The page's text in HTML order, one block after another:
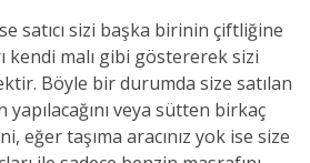
satıcı sizi başka birinin çiftliğine
kendi malı gibi göstererek sizi
Böyle bir durumda size satılan
yapılacağını veya sütten birkaç
eğer taşıma aracınız yok ise size